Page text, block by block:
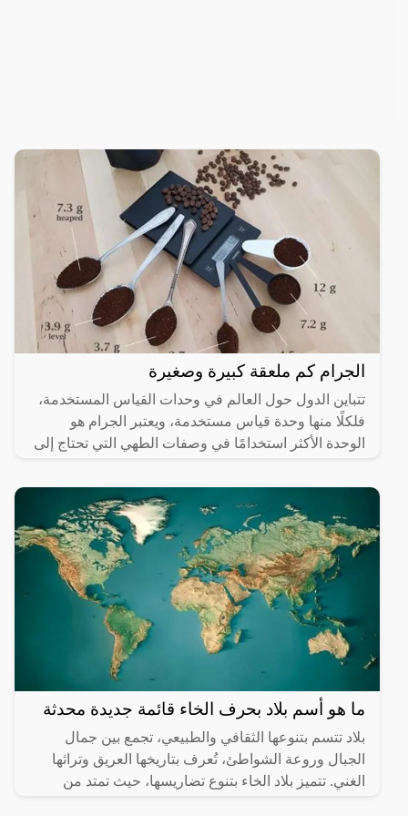
الجرام كم ملعقة كبيرة وصغيرة
تتباين الدول حول العالم في وحدات القياس المستخدمة،
فلكلًا منها وحدة قياس مستخدمة، ويعتبر الجرام هو
الوحدة الأكثر استخدامًا في وصفات الطهي التي تحتاج إلى
ما هو أسم بلاد بحرف الخاء قائمة جديدة محدثة
بلاد تتسم بتنوعها الثقافي والطبيعي، تجمع بين جمال
الجبال وروعة الشواطئ، تُعرف بتاريخها العريق وتراثها
الغني. تتميز بلاد الخاء بتنوع تضاريسها، حيث تمتد من